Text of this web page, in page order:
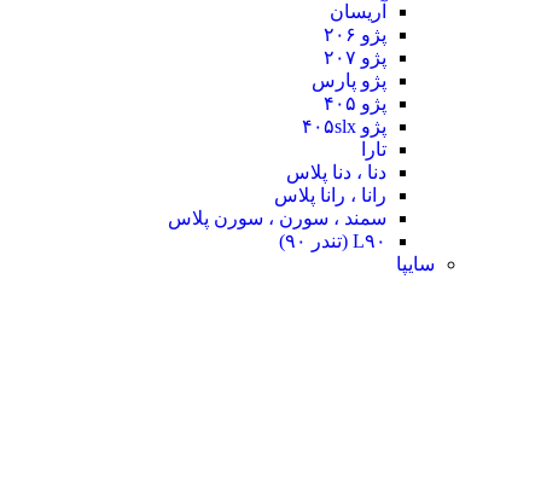
آریسان
پژو ۲۰۶
پژو ۲۰۷
پژو پارس
پژو ۴۰۵
پژو ۴۰۵slx
تارا
دنا ، دنا پلاس
رانا ، رانا پلاس
سمند ، سورن ، سورن پلاس
L۹۰ (تندر ۹۰)
سایپا